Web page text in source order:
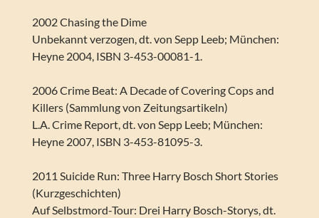
2002 Chasing the Dime
Unbekannt verzogen, dt. von Sepp Leeb; München:
Heyne 2004, ISBN 3-453-00081-1.
2006 Crime Beat: A Decade of Covering Cops and
Killers (Sammlung von Zeitungsartikeln)
L.A. Crime Report, dt. von Sepp Leeb; München:
Heyne 2007, ISBN 3-453-81095-3.
2011 Suicide Run: Three Harry Bosch Short Stories
(Kurzgeschichten)
Auf Selbstmord-Tour: Drei Harry Bosch-Storys, dt.